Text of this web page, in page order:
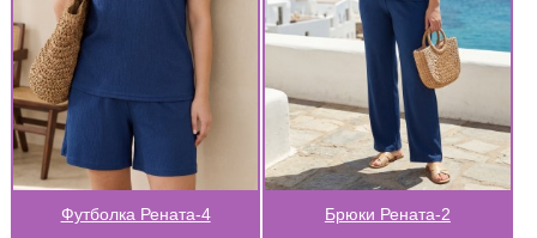
Футболка Рената-4 Брюки Рената-2